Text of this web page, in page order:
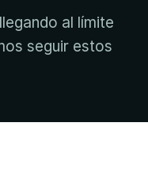
al límite
seguir estos